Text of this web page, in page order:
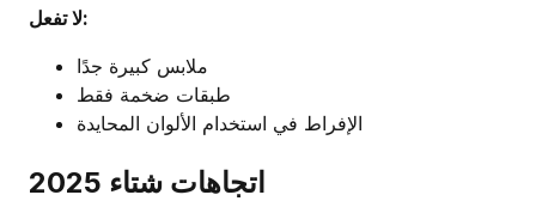
لا تفعل:
ملابس كبيرة جدًا
طبقات ضخمة فقط
الإفراط في استخدام الألوان المحايدة
اتجاهات شتاء 2025